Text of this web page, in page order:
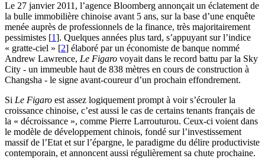
Le 27 janvier 2011, l’agence Bloomberg annonçait un éclatement de
la bulle immobilière chinoise avant 5 ans, sur la base d’une enquête
menée auprès de professionnels de la finance, très majoritairement
pessimistes [1]. Quelques années plus tard, s’appuyant sur l’indice
« gratte-ciel » [2] élaboré par un économiste de banque nommé
Andrew Lawrence, Le Figaro voyait dans le record battu par la Sky
City - un immeuble haut de 838 mètres en cours de construction à
Changsha - le signe avant-coureur d’un prochain effondrement.
Si Le Figaro est assez logiquement prompt à voir s’écrouler la
croissance chinoise, c’est aussi le cas de certains tenants français de
la « décroissance », comme Pierre Larrouturou. Ceux-ci voient dans
le modèle de développement chinois, fondé sur l’investissement
massif de l’Etat et sur l’épargne, le paradigme du délire productiviste
contemporain, et annoncent aussi régulièrement sa chute prochaine.